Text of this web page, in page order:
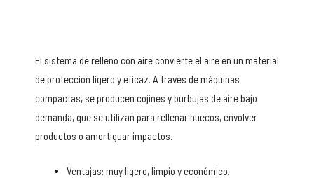
El sistema de relleno con aire convierte el aire en un material
de protección ligero y eficaz. A través de máquinas
compactas, se producen cojines y burbujas de aire bajo
demanda, que se utilizan para rellenar huecos, envolver
productos o amortiguar impactos.
Ventajas: muy ligero, limpio y económico.